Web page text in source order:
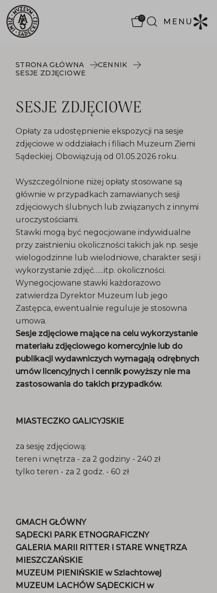
0 MENU
STRONA GŁÓWNA
CENNIK
SESJE ZDJĘCIOWE
SESJE ZDJĘCIOWE
Opłaty za udostępnienie ekspozycji na sesje
zdjęciowe w oddziałach i filiach Muzeum Ziemi
Sądeckiej. Obowiązują od 01.05.2026 roku.
Wyszczególnione niżej opłaty stosowane są
głównie w przypadkach zamawianych sesji
zdjęciowych ślubnych lub związanych z innymi
uroczystościami.
Stawki mogą być negocjowane indywidualne
przy zaistnieniu okoliczności takich jak np. sesje
wielogodzinne lub wielodniowe, charakter sesji i
wykorzystanie zdjęć…...itp. okoliczności.
Wynegocjowane stawki każdorazowo
zatwierdza Dyrektor Muzeum lub jego
Zastępca, ewentualnie reguluje je stosowna
umowa.
Sesje zdjęciowe mające na celu wykorzystanie
materiału zdjęciowego komercyjnie lub do
publikacji wydawniczych wymagają odrębnych
umów licencyjnych i cennik powyższy nie ma
zastosowania do takich przypadków.
MIASTECZKO GALICYJSKIE
za sesję zdjęciową:
teren i wnętrza - za 2 godziny - 240 zł
tylko teren - za 2 godz. - 60 zł
GMACH GŁÓWNY
SĄDECKI PARK ETNOGRAFICZNY
GALERIA MARII RITTER I STARE WNĘTRZA
MIESZCZAŃSKIE
MUZEUM PIENIŃSKIE w Szlachtowej
MUZEUM LACHÓW SĄDECKICH w